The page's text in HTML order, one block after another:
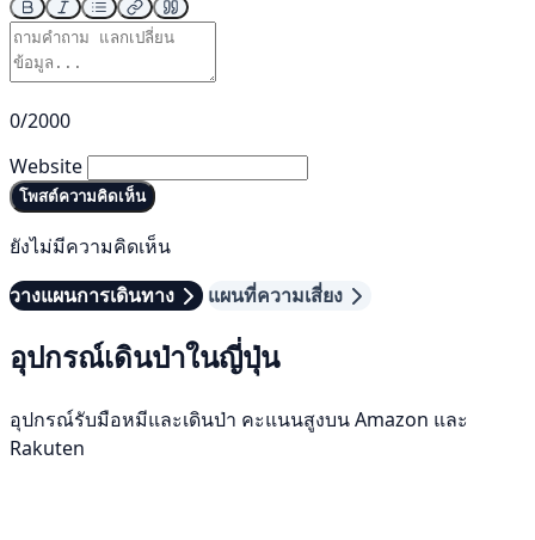
0/2000
Website
โพสต์ความคิดเห็น
ยังไม่มีความคิดเห็น
วางแผนการเดินทาง
แผนที่ความเสี่ยง
อุปกรณ์เดินป่าในญี่ปุ่น
อุปกรณ์รับมือหมีและเดินป่า คะแนนสูงบน Amazon และ
Rakuten